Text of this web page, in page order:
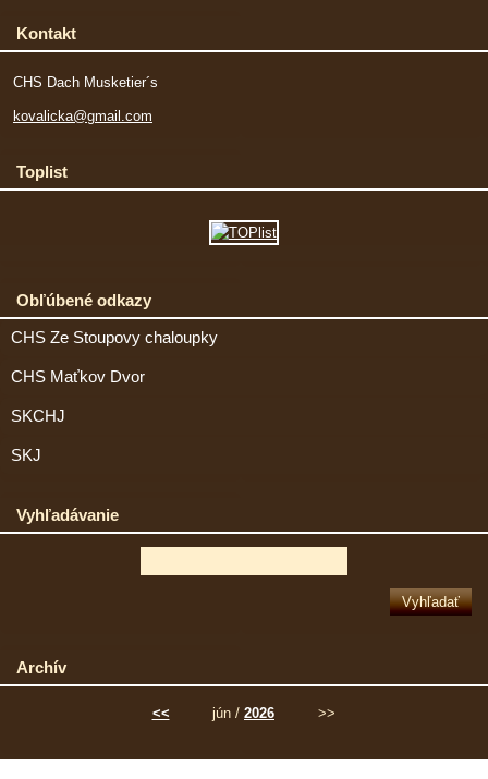
Kontakt
CHS Dach Musketier´s
kovalicka@gmail.com
Toplist
Obľúbené odkazy
CHS Ze Stoupovy chaloupky
CHS Maťkov Dvor
SKCHJ
SKJ
Vyhľadávanie
Archív
<< jún / 2026 >>